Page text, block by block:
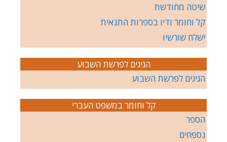
שיטה מחודשת
קל וחומר ודיו בספרות התנאית
ישלח שורשיו
הגיגים לפרשת השבוע
הגיגים לפרשת השבוע
קל וחומר במשפט העברי
הספר
נספחים